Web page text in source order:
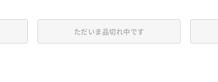
ただいま品切れ中です